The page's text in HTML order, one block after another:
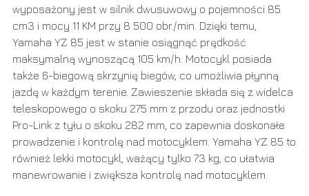
wyposażony jest w silnik dwusuwowy o pojemności 85
cm3 i mocy 11 KM przy 8 500 obr./min. Dzięki temu,
Yamaha YZ 85 jest w stanie osiągnąć prędkość
maksymalną wynoszącą 105 km/h. Motocykl posiada
także 6-biegową skrzynię biegów, co umożliwia płynną
jazdę w każdym terenie. Zawieszenie składa się z widelca
teleskopowego o skoku 275 mm z przodu oraz jednostki
Pro-Link z tyłu o skoku 282 mm, co zapewnia doskonałe
prowadzenie i kontrolę nad motocyklem. Yamaha YZ 85 to
również lekki motocykl, ważący tylko 73 kg, co ułatwia
manewrowanie i zwiększa kontrolę nad motocyklem.